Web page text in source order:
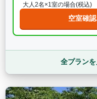
大人2名×1室の場合(税込)
空室確
全プラン